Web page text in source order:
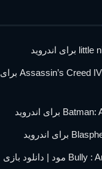
دانلود Assassin’s Creed IV: Black Flag برای
Bully : Anniversary Edition مود | دانلود بازی